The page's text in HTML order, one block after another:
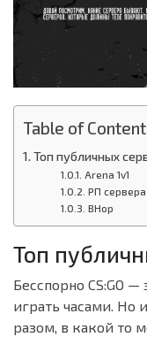
Table of
Топ публичных
Arena 1v1
РП сервера
BHop
Топ
Бесспорно CS:GO
играть часами. Но
разом, в какой то